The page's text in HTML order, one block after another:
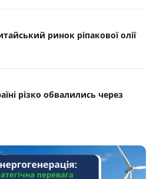
ринок ріпакової олії
різко обвалились через